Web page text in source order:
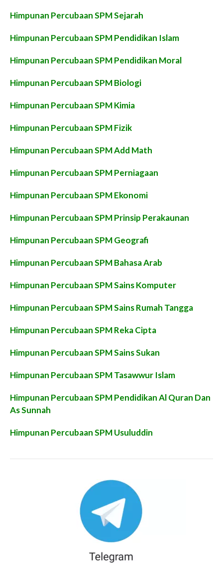
Himpunan Percubaan SPM Sejarah
Himpunan Percubaan SPM Pendidikan Islam
Himpunan Percubaan SPM Pendidikan Moral
Himpunan Percubaan SPM Biologi
Himpunan Percubaan SPM Kimia
Himpunan Percubaan SPM Fizik
Himpunan Percubaan SPM Add Math
Himpunan Percubaan SPM Perniagaan
Himpunan Percubaan SPM Ekonomi
Himpunan Percubaan SPM Prinsip Perakaunan
Himpunan Percubaan SPM Geografi
Himpunan Percubaan SPM Bahasa Arab
Himpunan Percubaan SPM Sains Komputer
Himpunan Percubaan SPM Sains Rumah Tangga
Himpunan Percubaan SPM Reka Cipta
Himpunan Percubaan SPM Sains Sukan
Himpunan Percubaan SPM Tasawwur Islam
Himpunan Percubaan SPM Pendidikan Al Quran Dan
As Sunnah
Himpunan Percubaan SPM Usuluddin